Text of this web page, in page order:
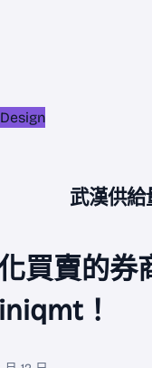
Design
武漢供
買賣的券
！